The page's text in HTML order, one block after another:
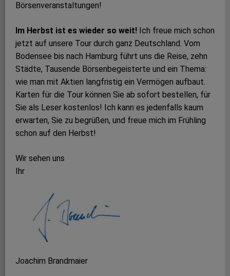
Börsenveranstaltungen!
Im Herbst ist es wieder so weit! Ich freue mich schon
jetzt auf unsere Tour durch ganz Deutschland. Vom
Bodensee bis nach Hamburg führt uns die Reise, zehn
Städte, Tausende Börsenbegeisterte und ein Thema:
wie man mit Aktien langfristig ein Vermögen aufbaut.
Karten für die Tour können Sie ab sofort bestellen, für
Sie als Leser kostenlos! Ich kann es jedenfalls kaum
erwarten, Sie zu begrüßen, und freue mich im Frühling
schon auf den Herbst!
Wir sehen uns
Ihr
Joachim Brandmaier